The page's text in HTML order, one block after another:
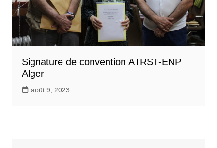
Signature de convention ATRST-ENP
Alger
août 9, 2023